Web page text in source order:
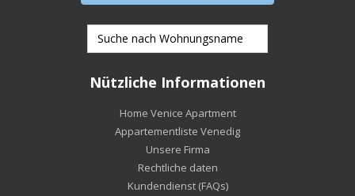
Nützliche Informationen
Home Venice Apartment
Appartementliste Venedig
Unsere Firma
Rechtliche daten
Kundendienst (FAQs)